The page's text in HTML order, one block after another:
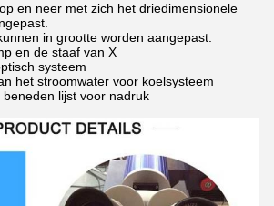
en neer met zich het driedimensionele
in grootte worden aangepast.
en de staaf van X
systeem
het stroomwater voor koelsysteem
lijst voor nadruk